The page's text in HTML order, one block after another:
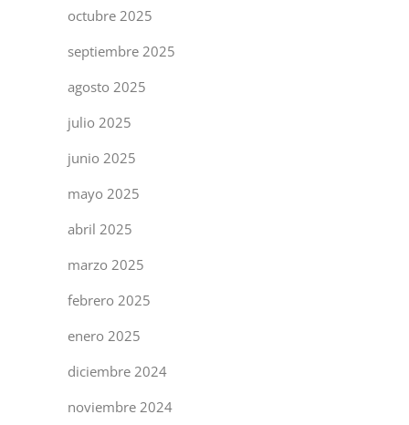
octubre 2025
septiembre 2025
agosto 2025
julio 2025
junio 2025
mayo 2025
abril 2025
marzo 2025
febrero 2025
enero 2025
diciembre 2024
noviembre 2024